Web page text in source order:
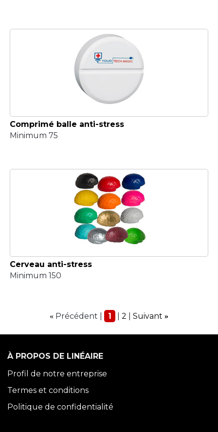
Comprimé balle anti-stress
Minimum 75
Cerveau anti-stress
Minimum 150
« Précédent 1 2 Suivant »
À PROPOS DE LINÉAIRE
Profil de notre entreprise
Termes et conditions
Politique de confidentialité